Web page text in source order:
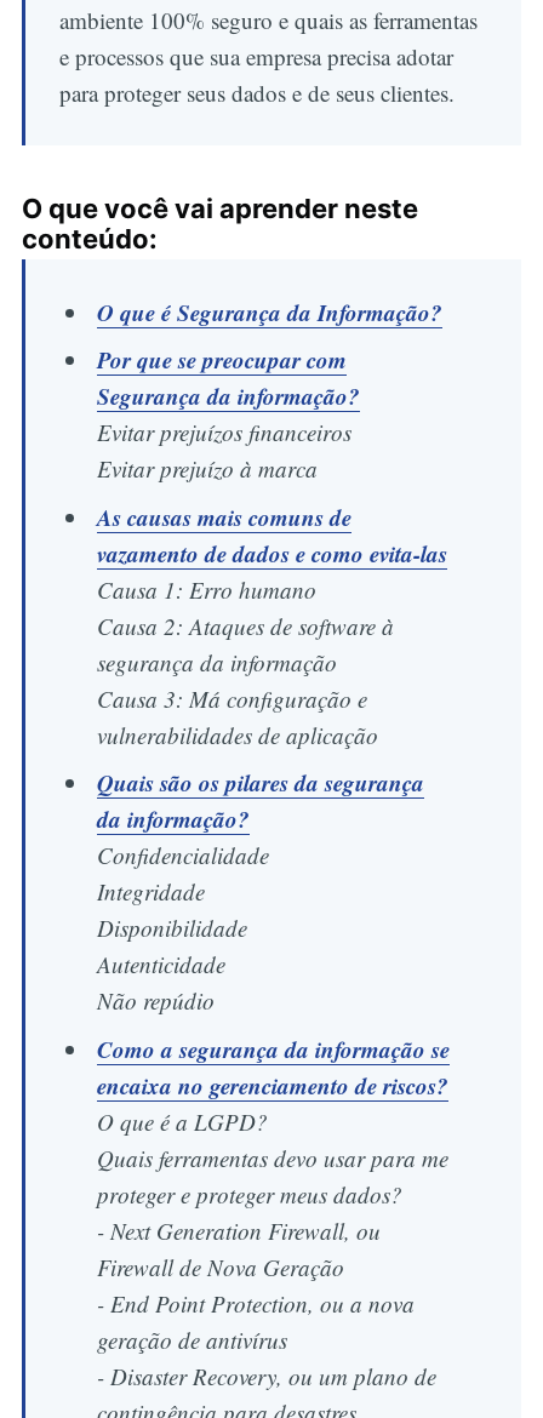
ambiente 100% seguro e quais as ferramentas
e processos que sua empresa precisa adotar
para proteger seus dados e de seus clientes.
O que você vai aprender neste
conteúdo:
O que é Segurança da Informação?
Por que se preocupar com
Segurança da informação?
Evitar prejuízos financeiros
Evitar prejuízo à marca
As causas mais comuns de
vazamento de dados e como evita-las
Causa 1: Erro humano
Causa 2: Ataques de software à
segurança da informação
Causa 3: Má configuração e
vulnerabilidades de aplicação
Quais são os pilares da segurança
da informação?
Confidencialidade
Integridade
Disponibilidade
Autenticidade
Não repúdio
Como a segurança da informação se
encaixa no gerenciamento de riscos?
O que é a LGPD?
Quais ferramentas devo usar para me
proteger e proteger meus dados?
- Next Generation Firewall, ou
Firewall de Nova Geração
- End Point Protection, ou a nova
geração de antivírus
- Disaster Recovery, ou um plano de